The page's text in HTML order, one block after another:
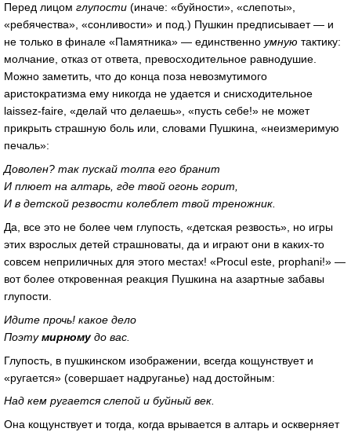
Перед лицом глупости (иначе: «буйности», «слепоты»,
«ребячества», «сонливости» и под.) Пушкин предписывает — и
не только в финале «Памятника» — единственно умную тактику:
молчание, отказ от ответа, превосходительное равнодушие.
Можно заметить, что до конца поза невозмутимого
аристократизма ему никогда не удается и cнисходительное
laissez-faire, «делай что делаешь», «пусть себе!» не может
прикрыть страшную боль или, словами Пушкина, «неизмеримую
печаль»:
Доволен? так пускай толпа его бранит
И плюет на алтарь, где твой огонь горит,
И в детской резвости колеблет твой треножник.
Да, все это не более чем глупость, «детская резвость», но игры
этих взрослых детей страшноваты, да и играют они в каких-то
совсем неприличных для этого местах! «Procul este, prophani!» —
вот более откровенная реакция Пушкина на азартные забавы
глупости.
Идите прочь! какое дело
Поэтумирномудо вас.
Глупость, в пушкинском изображении, всегда кощунствует и
«ругается» (совершает надруганье) над достойным:
Над кем ругается слепой и буйный век.
Она кощунствует и тогда, когда врывается в алтарь и оскверняет